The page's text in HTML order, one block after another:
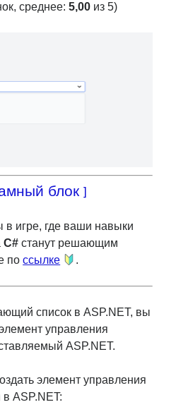
среднее: 5,00из 5)
блок ]
в игре, где ваши навыки
C# станут решающим
поссылке .
список в ASP.NET, вы
управления
ASP.NET.
элемент управления
ASP.NET: